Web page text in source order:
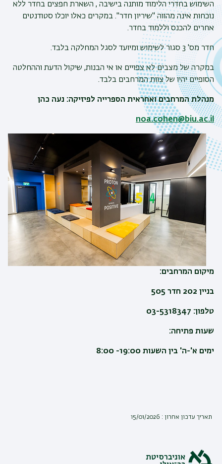
השימוש בחדרי הלימוד מותנה בישיבה , השארת חפצים בחדר ללא
נוכחות אינה מהווה "שיריון חדר". במקרים כאלו יוכלו סטודנטים
אחרים להכנס וללמוד בחדר.
חדר מס' 3 סגור לשימוש ומיועד לסגל המחלקה בלבד.
במקרה של מצבים לא צפויים או אי הבנות, שיקול הדעת וההחלטה
הסופיים יהיו של צוות המרחבים בלבד.
מנהלת המרחבים ואחראית הספרייה לפיזיקה: נעה כהן
noa.cohen@biu.ac.il
מיקום המרחבים:
בניין 202 חדר 505
טלפון: 03-5318347
שעות פתיחה:
ימים א'-ה' בין השעות 19:00- 8:00
תאריך עדכון אחרון : 15/01/2026